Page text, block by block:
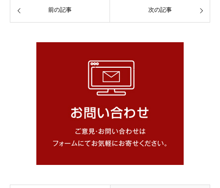
前の記事 次の記事